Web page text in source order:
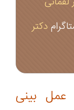
دکتر
عمل بینی